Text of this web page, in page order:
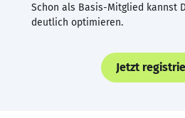
Schon als Basis-Mitglied kannst
deutlich optimieren.
Jetzt